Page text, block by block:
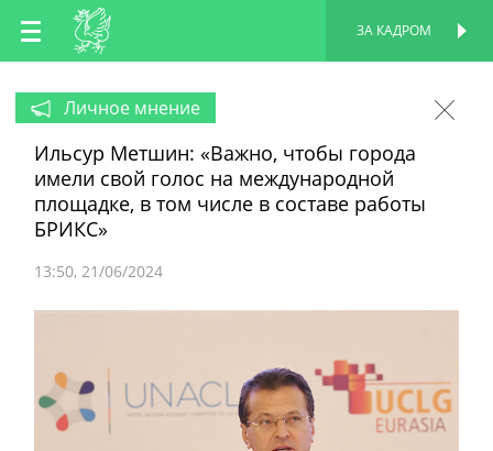
RU
EN
ЗА КАДРОМ
Личное мнение
Ильсур Метшин: «Важно, чтобы города
имели свой голос на международной
площадке, в том числе в составе работы
БРИКС»
13:50 21/06/2024
ПЕРСОНАЛЬНАЯ